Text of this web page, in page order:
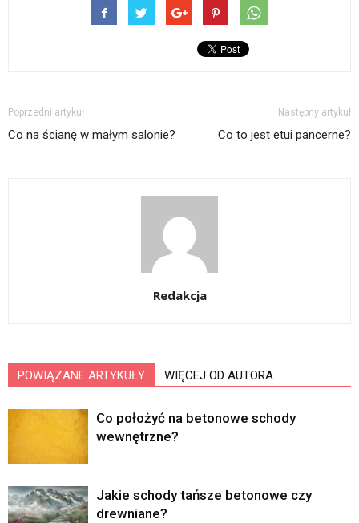
Poprzedni artykuł
Co na ścianę w małym salonie?
Następny artykuł
Co to jest etui pancerne?
Redakcja
POWIĄZANE ARTYKUŁY WIĘCEJ OD AUTORA
Co położyć na betonowe schody
wewnętrzne?
Jakie schody tańsze betonowe czy
drewniane?